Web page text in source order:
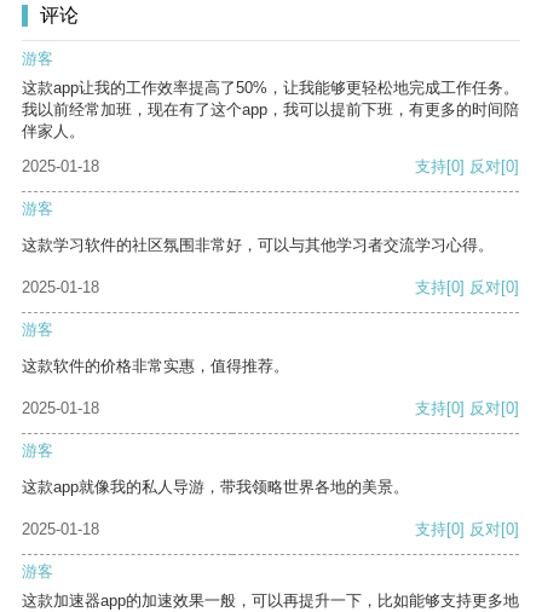
评论
游客
这款app让我的工作效率提高了50%，让我能够更轻松地完成工作任务。
我以前经常加班，现在有了这个app，我可以提前下班，有更多的时间陪
伴家人。
2025-01-18
支持[0] 反对[0]
游客
这款学习软件的社区氛围非常好，可以与其他学习者交流学习心得。
2025-01-18 支持[0] 反对[0]
游客
这款软件的价格非常实惠，值得推荐。
2025-01-18 支持[0] 反对[0]
游客
这款app就像我的私人导游，带我领略世界各地的美景。
2025-01-18 支持[0] 反对[0]
游客
这款加速器app的加速效果一般，可以再提升一下，比如能够支持更多地